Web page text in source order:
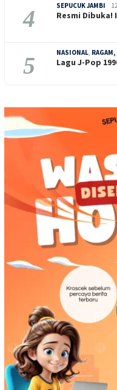
4 SEPUCUK JAMBI
Resmi
5 NASIONAL,
Lagu J-Pop